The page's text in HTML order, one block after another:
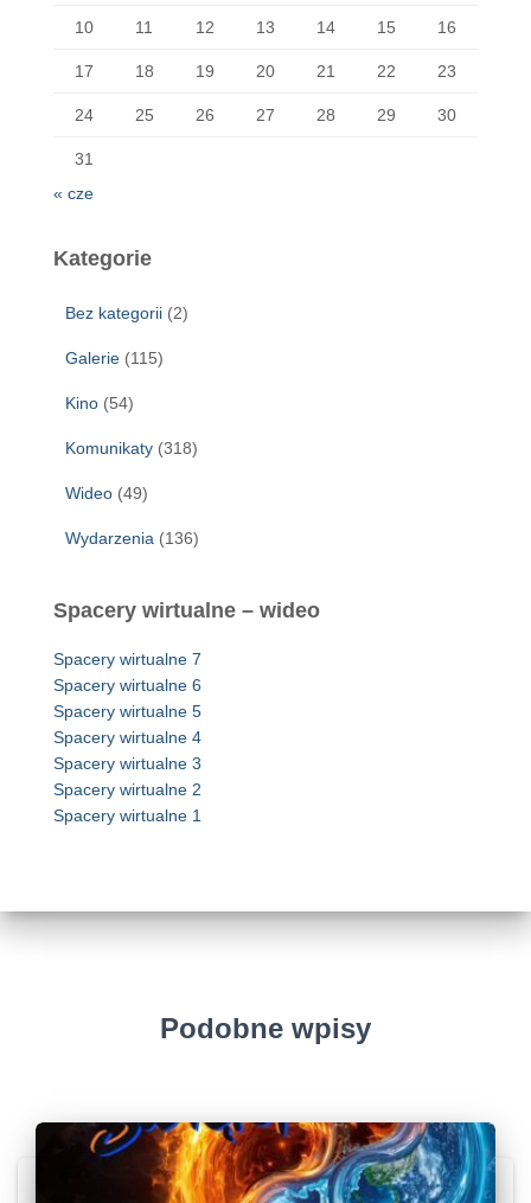
10 11 12 13 14 15 16
17 18 19 20 21 22 23
24 25 26 27 28 29 30
31
« cze
Kategorie
Bez kategorii (2)
Galerie (115)
Kino (54)
Komunikaty (318)
Wideo (49)
Wydarzenia (136)
Spacery wirtualne – wideo
Spacery wirtualne 7
Spacery wirtualne 6
Spacery wirtualne 5
Spacery wirtualne 4
Spacery wirtualne 3
Spacery wirtualne 2
Spacery wirtualne 1
Podobne wpisy